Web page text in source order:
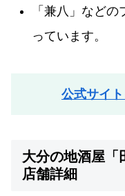
「兼八」など
っています。
公式サイ
大分の地酒屋「
店舗詳細